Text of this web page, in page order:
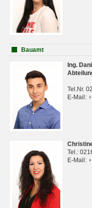
Bauamt
Ing.
Tel.Nr.
E-Mail:
Tel.:
E-Mail: